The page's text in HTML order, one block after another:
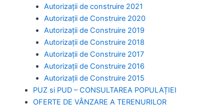
Autorizații de construire 2021
Autorizații de Construire 2020
Autorizații de Construire 2019
Autorizaţii de Construire 2018
Autorizaţii de Construire 2017
Autorizaţii de Construire 2016
Autorizaţii de Construire 2015
PUZ si PUD – CONSULTAREA POPULAȚIEI
OFERTE DE VÂNZARE A TERENURILOR